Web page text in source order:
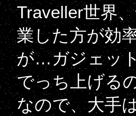
Traveller世界
業した方が効
が…ガジェッ
でっち上げる
なので、大手